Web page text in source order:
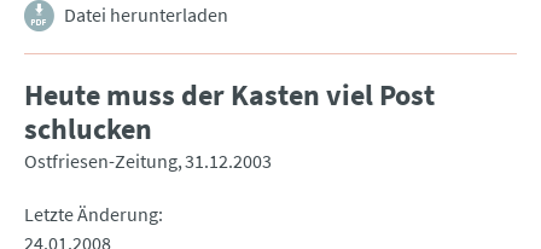
Datei herunterladen
Heute muss der Kasten viel Post
schlucken
Ostfriesen-Zeitung 31.12.2003
Letzte Änderung
24.01.2008